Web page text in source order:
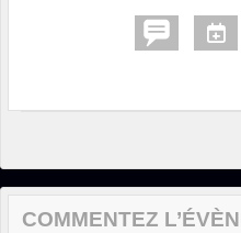
COMMENTEZ